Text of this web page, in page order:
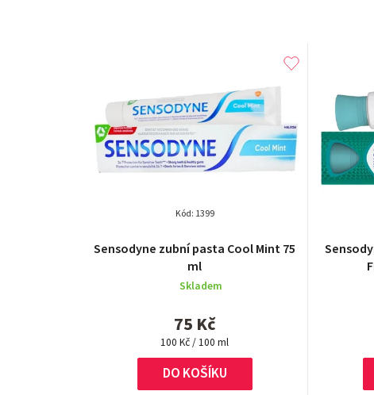
Sensodyne zubní pasta Cool Mint 75
ml
hodnocení
produktu
je
z
5
hvězdiček.
Skladem
75 Kč
Měrná
cena:
100 Kč / 100 ml
DO KOŠÍKU
Kód: 1399